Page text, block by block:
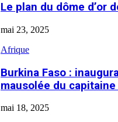
Le plan du dôme d’or
mai 23, 2025
Afrique
Burkina Faso :
mausolée du
mai 18, 2025